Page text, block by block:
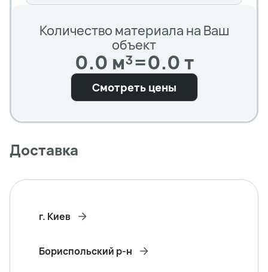
Количество материала на Ваш
объект
0.0 м³=0.0 т
Смотреть цены
Доставка
г. Киев
Бориспольский р-н